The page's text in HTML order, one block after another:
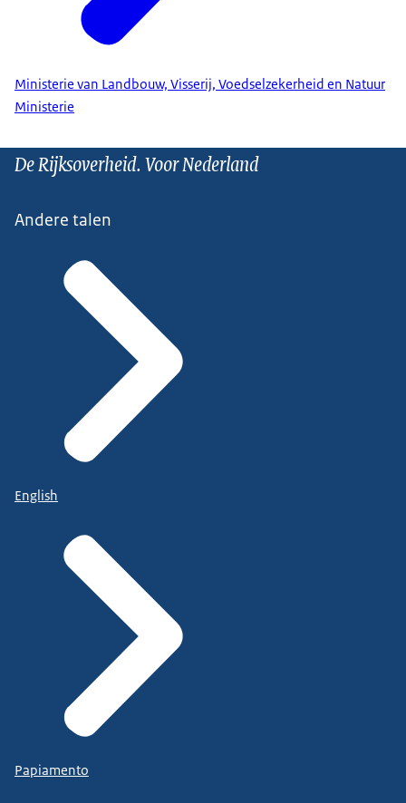
Ministerie van Landbouw, Visserij, Voedselzekerheid en Natuur
Ministerie
De Rijksoverheid. Voor Nederland
Andere talen
English
Papiamento